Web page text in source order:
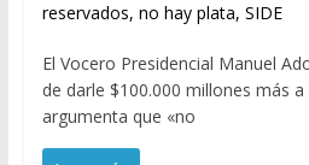
reservados, no hay plata, SIDE
El Vocero Presidencial Manuel
de darle $100.000 millones más a
argumenta que «no